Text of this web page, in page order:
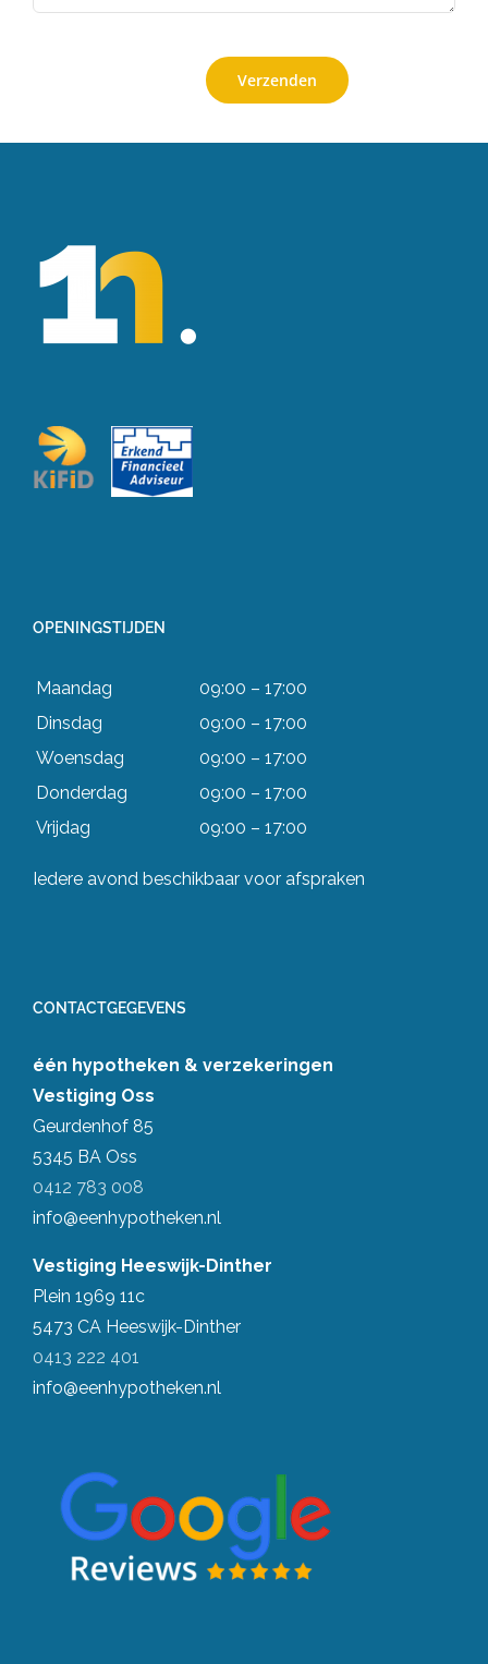
OPENINGSTIJDEN
Maandag
09:00 – 17:00
Dinsdag
09:00 – 17:00
Woensdag
09:00 – 17:00
Donderdag
09:00 – 17:00
Vrijdag
09:00 – 17:00
Iedere avond beschikbaar voor afspraken
CONTACTGEGEVENS
één hypotheken & verzekeringen
Vestiging Oss
Geurdenhof 85
5345 BA Oss
0412 783 008
info@eenhypotheken.nl
Vestiging Heeswijk-Dinther
Plein 1969 11c
5473 CA Heeswijk-Dinther
0413 222 401
info@eenhypotheken.nl